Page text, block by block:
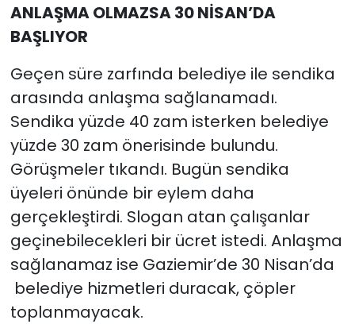
ANLAŞMA OLMAZSA 30 NİSAN’DA
BAŞLIYOR
Geçen süre zarfında belediye ile sendika
arasında anlaşma sağlanamadı.
Sendika yüzde 40 zam isterken belediye
yüzde 30 zam önerisinde bulundu.
Görüşmeler tıkandı. Bugün sendika
üyeleri önünde bir eylem daha
gerçekleştirdi. Slogan atan çalışanlar
geçinebilecekleri bir ücret istedi. Anlaşma
sağlanamaz ise Gaziemir’de 30 Nisan’da
belediye hizmetleri duracak, çöpler
toplanmayacak.